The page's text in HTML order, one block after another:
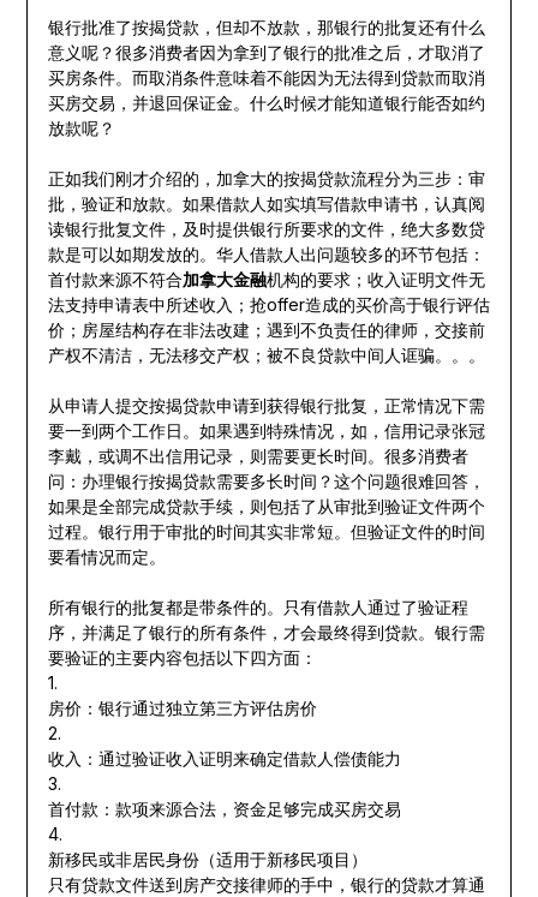
银行批准了按揭贷款，但却不放款，那银行的批复还有什么
意义呢？很多消费者因为拿到了银行的批准之后，才取消了
买房条件。而取消条件意味着不能因为无法得到贷款而取消
买房交易，并退回保证金。什么时候才能知道银行能否如约
放款呢？
正如我们刚才介绍的，加拿大的按揭贷款流程分为三步：审
批，验证和放款。如果借款人如实填写借款申请书，认真阅
读银行批复文件，及时提供银行所要求的文件，绝大多数贷
款是可以如期发放的。华人借款人出问题较多的环节包括：
首付款来源不符合加拿大金融机构的要求；收入证明文件无
法支持申请表中所述收入；抢offer造成的买价高于银行评估
价；房屋结构存在非法改建；遇到不负责任的律师，交接前
产权不清洁，无法移交产权；被不良贷款中间人诓骗。。。
从申请人提交按揭贷款申请到获得银行批复，正常情况下需
要一到两个工作日。如果遇到特殊情况，如，信用记录张冠
李戴，或调不出信用记录，则需要更长时间。很多消费者
问：办理银行按揭贷款需要多长时间？这个问题很难回答，
如果是全部完成贷款手续，则包括了从审批到验证文件两个
过程。银行用于审批的时间其实非常短。但验证文件的时间
要看情况而定。
所有银行的批复都是带条件的。只有借款人通过了验证程
序，并满足了银行的所有条件，才会最终得到贷款。银行需
要验证的主要内容包括以下四方面：
1.
房价：银行通过独立第三方评估房价
2.
收入：通过验证收入证明来确定借款人偿债能力
3.
首付款：款项来源合法，资金足够完成买房交易
4.
新移民或非居民身份（适用于新移民项目）
只有贷款文件送到房产交接律师的手中，银行的贷款才算通